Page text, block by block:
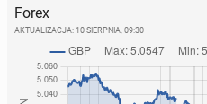
Forex
AKTUALIZACJA: 10 SIERPNIA, 09:30